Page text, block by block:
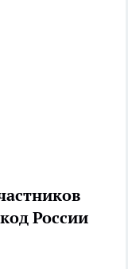
России